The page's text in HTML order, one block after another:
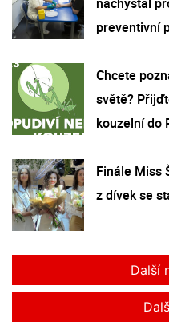
preventivní
Chcete
světě?
kouzelní do
Finále Miss
z dívek se
Další